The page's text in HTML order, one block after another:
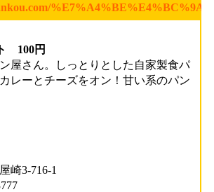
100円
屋さん。しっとりとした自家製食パ
レーとチーズをオン！甘い系のパン
崎3-716-1